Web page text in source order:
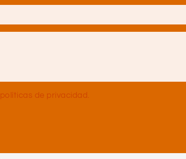
políticas de privacidad.